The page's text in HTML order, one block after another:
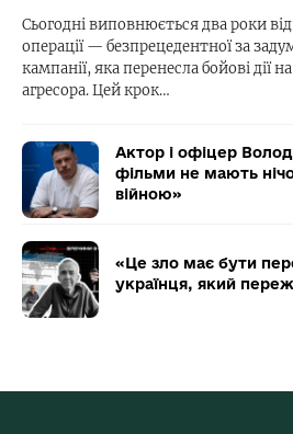
Сьогодні виповнюється два роки
операції — безпрецедентної за
кампанії, яка перенесла бойові дії
агресора. Цей крок…
Актор і офіцер
фільми не мають
війною»
«Це зло має бути
українця, який